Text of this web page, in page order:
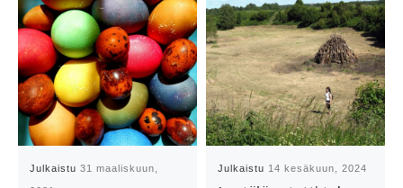
Julkaistu31 maaliskuun, Julkaistu 14 kesäkuun, 2024